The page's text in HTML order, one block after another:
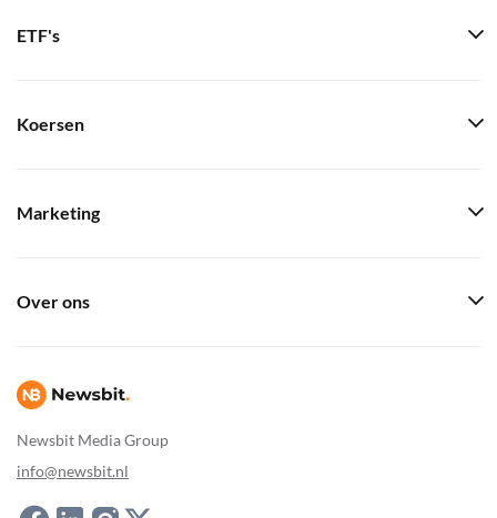
Newsbit Media Group
info@newsbit.nl
ETF's
Koersen
Marketing
Over ons